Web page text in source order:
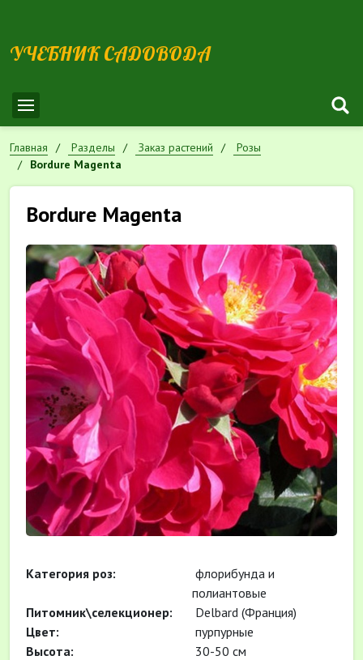
УЧЕБНИК САДОВОДА
Главная Разделы Заказ растений
Розы
Bordure Magenta
Bordure Magenta
Категория роз:
флорибунда и
полиантовые
Питомник\селекционер:
Delbard (Франция)
Цвет:
пурпурные
Высота:
30-50 см